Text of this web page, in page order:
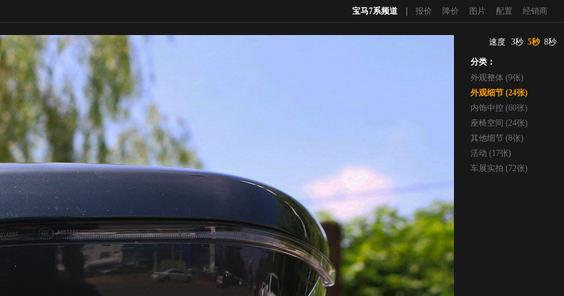
宝马7系频道 报价 降价 图片 配置 经销商
速度 3秒 5秒 8秒
分类：
外观整体 (9张)
外观细节 (24张)
内饰中控 (60张)
座椅空间 (24张)
其他细节 (8张)
活动 (17张)
车展实拍 (72张)